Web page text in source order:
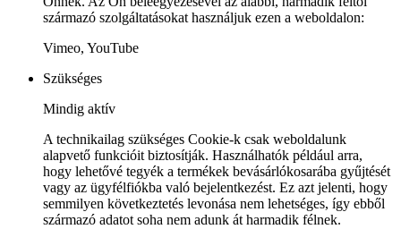
származó szolgáltatásokat használjuk ezen a weboldalon:
Vimeo, YouTube
Szükséges
Mindig aktív
A technikailag szükséges Cookie-k csak weboldalunk
alapvető funkcióit biztosítják. Használhatók például arra,
hogy lehetővé tegyék a termékek bevásárlókosarába gyűjtését
vagy az ügyfélfiókba való bejelentkezést. Ez azt jelenti, hogy
semmilyen következtetés levonása nem lehetséges, így ebből
származó adatot soha nem adunk át harmadik félnek.